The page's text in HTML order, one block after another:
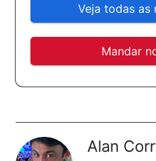
Veja todas as
Mandar
Alan